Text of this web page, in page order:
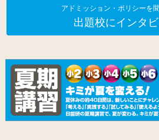
アドミッション・ポリシーを
出題校にインタビ